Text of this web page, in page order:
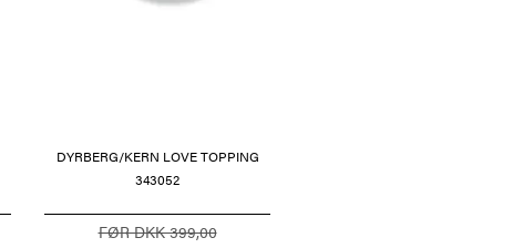
DYRBERG/KERN LOVE TOPPING
343052
FØR DKK 399,00